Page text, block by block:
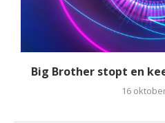
Big Brother stopt en
16